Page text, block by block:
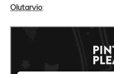
Olutarvio: